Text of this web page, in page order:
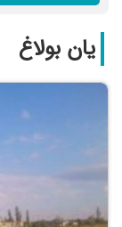
یان بولاغ